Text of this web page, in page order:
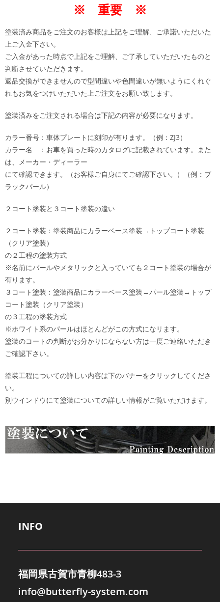
※ 重要 ※
塗装済み商品をご注文のお客様は上記をご理解、ご承諾いただいた
上ご入金下さい。
ご入金があった時点で上記をご理解、ご了承していただいたものと
判断させていただきます。
返品交換ができませんので型間違いや色間違いが無いようにくれぐ
れもお気をつけいただいた上ご注文をお願い致します。
塗装済みをご注文される場合は下記の内容が必要になります。
カラー番号：車体プレートに刻印が有ります。（例：ZJ3）
カラー名 ：お車を買った時のカタログに記載されています。また
は、メーカー・ディーラー
にて確認できます。（お客様ご自身にてご確認下さい。）（例：ブ
ラックパール）
２コート塗装と３コート塗装の違い
２コート塗装：塗装商品にカラーベース塗装→トップコート塗装
（クリア塗装）
の２工程の塗装方式
※名前にパールやメタリックと入っていても２コート塗装の場合が
有ります。
３コート塗装：塗装商品にカラーベース塗装→パール塗装→トップ
コート塗装（クリア塗装）
の３工程の塗装方式
※ホワイト系のパールはほとんどがこの方式になリます。
塗装のコートの判断がお分かりにならない方は一度ご連絡いただき
ご確認下さい。
塗装工程についての詳しい内容は下のバナーをクリックしてくださ
い。
別ウインドウにて塗装についての詳しい情報がご覧いただけます。
INFO
福岡県古賀市青柳483-3
info@butterfly-system.com